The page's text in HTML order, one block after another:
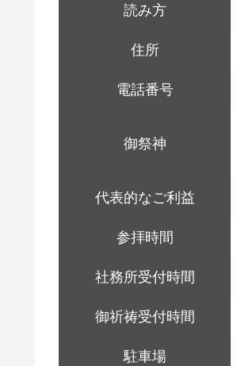
読み方
住所
電話番号
御祭神
代表的なご利益
参拝時間
社務所受付時間
御祈祷受付時間
駐車場